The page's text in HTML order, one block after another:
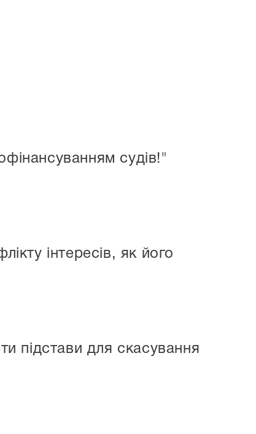
судів!"
інтересів, як його
підстави для скасування